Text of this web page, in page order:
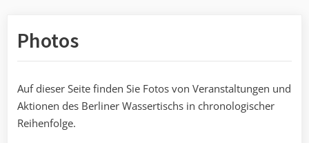
Photos
Auf dieser Seite finden Sie Fotos von Veranstaltungen und
Aktionen des Berliner Wassertischs in chronologischer
Reihenfolge.